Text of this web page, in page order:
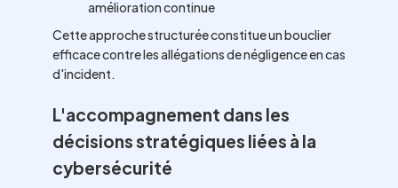
amélioration continue
Cette approche structurée constitue un bouclier
efficace contre les allégations de négligence en cas
d'incident.
L'accompagnement dans les
décisions stratégiques liées à la
cybersécurité